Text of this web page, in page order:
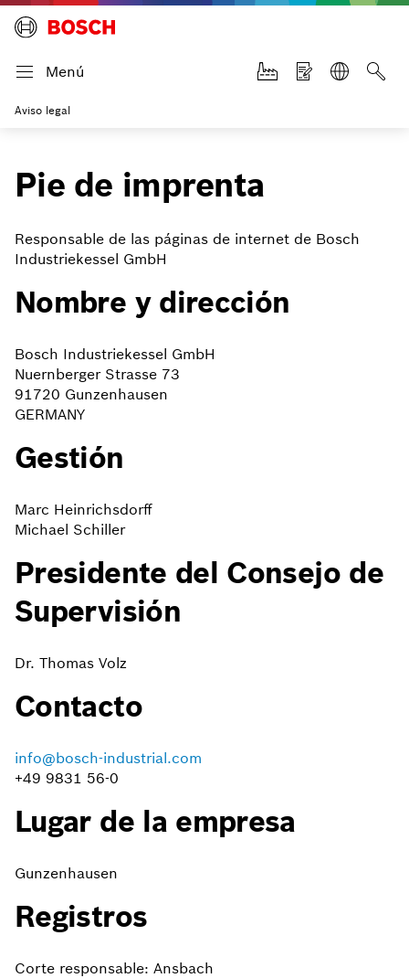
Menú
Aviso legal
Pie de imprenta
Responsable de las páginas de internet de Bosch
Industriekessel GmbH
Nombre y dirección
Bosch Industriekessel GmbH
Nuernberger Strasse 73
91720 Gunzenhausen
GERMANY
Gestión
Marc Heinrichsdorff
Michael Schiller
Presidente del Consejo de
Supervisión
Dr. Thomas Volz
Contacto
info@bosch-industrial.com
+49 9831 56-0
Lugar de la empresa
Gunzenhausen
Registros
Corte responsable: Ansbach